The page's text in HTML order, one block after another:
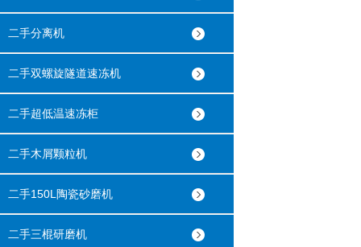
二手分离机
二手双螺旋隧道速冻机
二手超低温速冻柜
二手木屑颗粒机
二手150L陶瓷砂磨机
二手三棍研磨机